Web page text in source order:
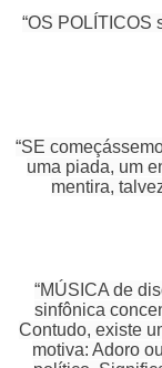
“OS POLÍTICOS
“SE
uma piada, um
mentira,
“MÚSICA de
sinfônica
Contudo, existe
motiva: Adoro